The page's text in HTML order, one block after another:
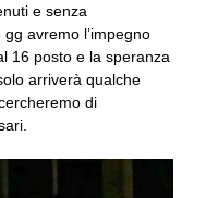
e senza
avremo l’impegno
16 posto e la speranza
arriverà qualche
di